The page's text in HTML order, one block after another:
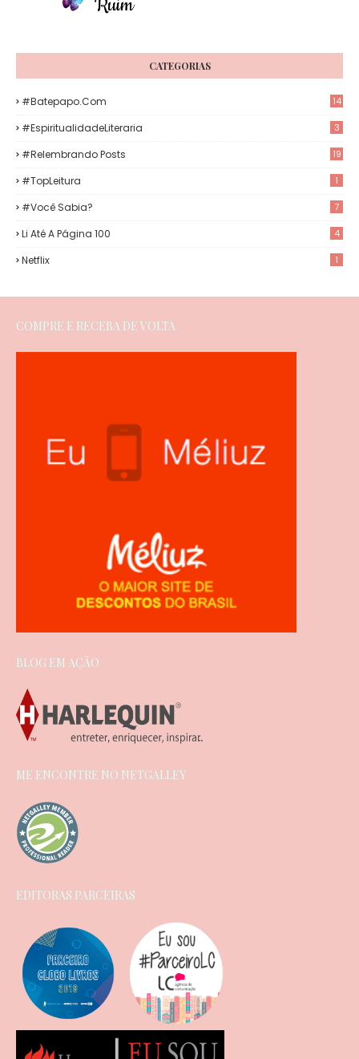
CATEGORIAS
#Batepapo.com 14
#EspiritualidadeLiteraria 3
#Relembrando Posts 19
#TopLeitura 1
#Você Sabia? 7
Li Até A Página 100 4
Netflix 1
COMPRE E RECEBA DE VOLTA
BLOG EM AÇÃO
ME ENCONTRE NO NETGALLEY
EDITORAS PARCEIRAS